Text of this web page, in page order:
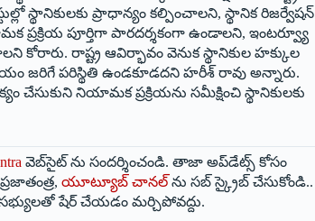
స్థానికులకు ప్రాధాన్యం కల్పించాలని, స్థానిక రిజర్వేషన్
పూర్తిగా పారదర్శకంగా ఉండాలని, ఇంటర్వ్యూ
కోరారు. రాష్ట్ర ఆవిర్భావం వెనుక స్థానికుల హక్కుల
జరిగే పరిస్థితి ఉండకూడదని హరీశ్ రావు అన్నారు.
చేసుకుని నియామక ప్రక్రియను సమీక్షించి స్థానికులకు
వెబ్‌సైట్ ను సందర్శించండి. తాజా అప్‌డేట్స్ కోసం
యూట్యూబ్ చానల్ ను సబ్ స్క్రైబ్ చేసుకోండి..
షేర్ చేయడం మర్చిపోవద్దు.